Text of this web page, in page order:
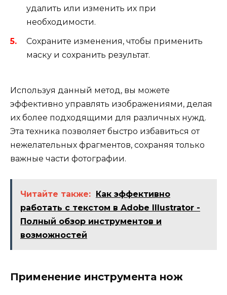
удалить или изменить их при
необходимости.
Сохраните изменения, чтобы применить
маску и сохранить результат.
Используя данный метод, вы можете
эффективно управлять изображениями, делая
их более подходящими для различных нужд.
Эта техника позволяет быстро избавиться от
нежелательных фрагментов, сохраняя только
важные части фотографии.
Читайте также:
Как эффективно
работать с текстом в Adobe Illustrator -
Полный обзор инструментов и
возможностей
Применение инструмента нож